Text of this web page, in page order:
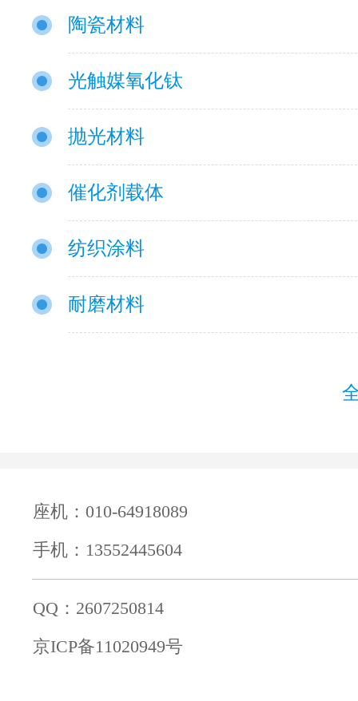
陶瓷材料
光触媒氧化钛
抛光材料
催化剂载体
纺织涂料
耐磨材料
座机：010-64918089
手机：13552445604
QQ：2607250814
京ICP备11020949号